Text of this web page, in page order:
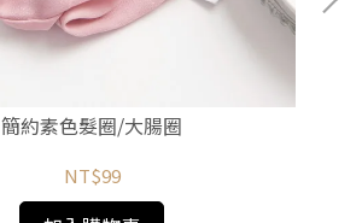
簡約素色髮圈/大腸圈
NT$99